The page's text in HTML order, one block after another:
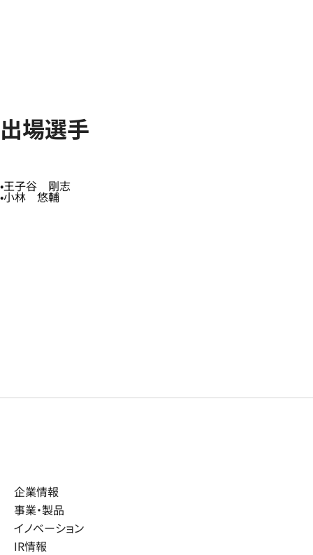
出場選手
王子谷 剛志
小林 悠輔
企業情報
事業・製品
イノベーション
IR情報